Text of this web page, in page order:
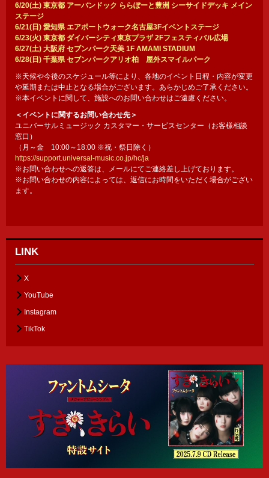
6/20(土) 東京都 アーバンドック ららぽーと豊洲 シーサイドデッキ メイン
ステージ
6/21(日) 愛知県 エアポートウォーク名古屋3Fイベントステージ
6/23(火) 東京都 ダイバーシティ東京プラザ 2Fフェスティバル広場
6/27(土) 大阪府 セブンパーク天美 1F AMAMI STADIUM
6/28(日) 千葉県 セブンパークアリオ柏 屋外スマイルパーク
※天候や今後のスケジュール等により、各地のイベント日程・内容が変更
や延期または中止となる場合がございます。あらかじめご了承ください。
※本イベントに関して、施設へのお問い合わせはご遠慮ください。
＜イベントに関するお問い合わせ先＞
ユニバーサルミュージック カスタマー・サービスセンター（お客様相談
窓口）
（月～金 10:00～18:00 ※祝・祭日除く）
https://support.universal-music.co.jp/hc/ja
※お問い合わせへの返答は、メールにてご連絡差し上げております。
※お問い合わせの内容によっては、返信にお時間をいただく場合がござい
ます。
LINK
X
YouTube
Instagram
TikTok